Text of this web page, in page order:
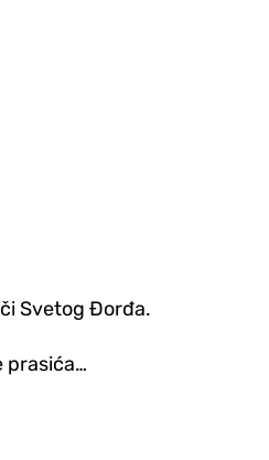
Svetog Đorđa.
prasića…